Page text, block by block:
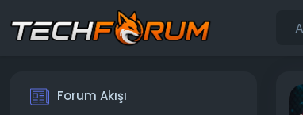
Forum Akışı